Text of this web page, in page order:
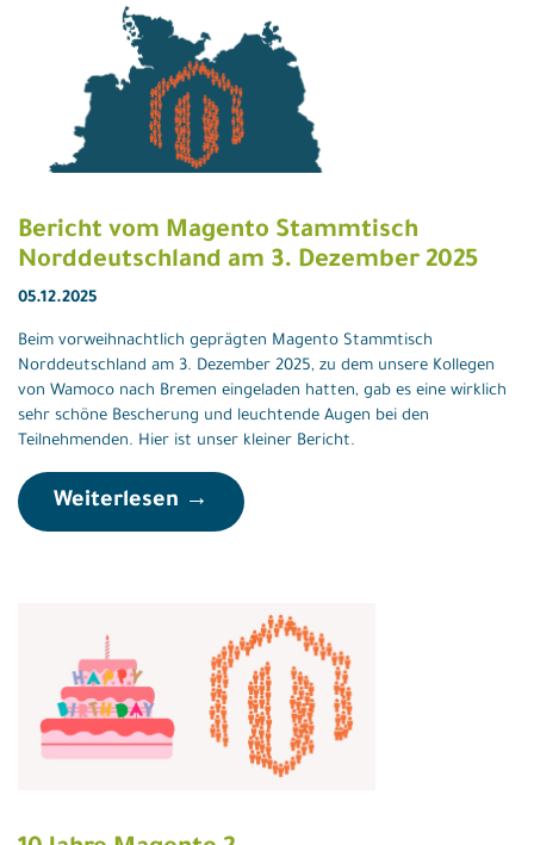
Bericht vom Magento Stammtisch
Norddeutschland am 3. Dezember 2025
05.12.2025
Beim vorweihnachtlich geprägten Magento Stammtisch
Norddeutschland am 3. Dezember 2025, zu dem unsere Kollegen
von Wamoco nach Bremen eingeladen hatten, gab es eine wirklich
sehr schöne Bescherung und leuchtende Augen bei den
Teilnehmenden. Hier ist unser kleiner Bericht.
Weiterlesen →